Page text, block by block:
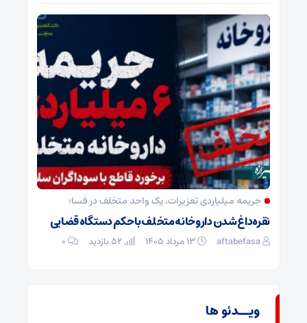
جریمه میلیاردی تعزیرات، یک واحد متخلف در فسا؛
نقره‌داغ شدن داروخانه متخلف با حکم دستگاه قضایی
aftabefasa ۰
ویــدئو ها